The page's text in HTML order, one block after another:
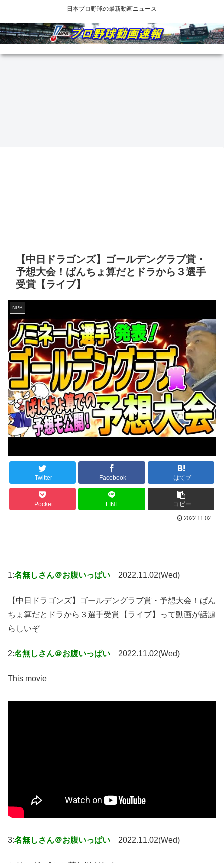
日本プロ野球の最新動画ニュース
【中日ドラゴンズ】ゴールデングラブ賞・
予想大会！ぱんちょ算だとドラから３選手
受賞【ライブ】
NPB
Twitter Facebook はてブ
Pocket LINE コピー
2022.11.02
1:名無しさん＠お腹いっぱい 2022.11.02(Wed)
【中日ドラゴンズ】ゴールデングラブ賞・予想大会！ぱん
ちょ算だとドラから３選手受賞【ライブ】って動画が話題
らしいぞ
2:名無しさん＠お腹いっぱい 2022.11.02(Wed)
This movie
3:名無しさん＠お腹いっぱい 2022.11.02(Wed)